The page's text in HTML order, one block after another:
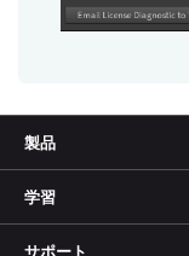
製品
学習
サポート